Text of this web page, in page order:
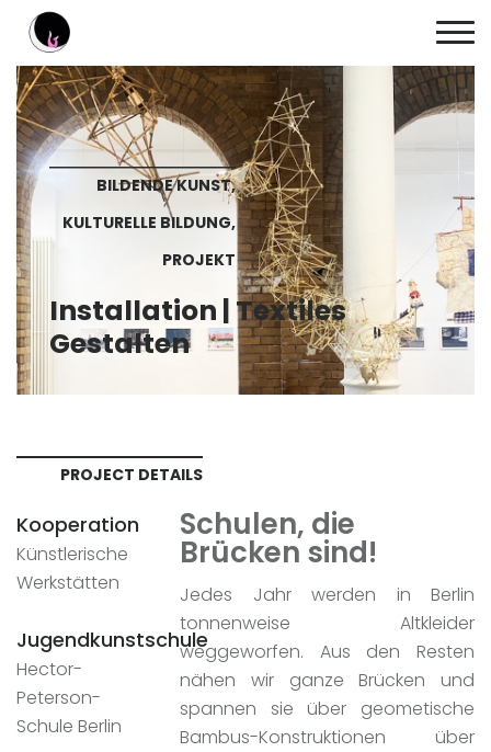
BILDENDE KUNST,
KULTURELLE BILDUNG,
PROJEKT
Installation | Textiles
Gestalten
PROJECT DETAILS
Kooperation
Künstlerische
Werkstätten
Jugendkunstschule
Hector-
Peterson-
Schule Berlin
Schulen, die
Brücken sind!
Jedes Jahr werden in Berlin
tonnenweise Altkleider
weggeworfen. Aus den Resten
nähen wir ganze Brücken und
spannen sie über geometische
Bambus-Konstruktionen über